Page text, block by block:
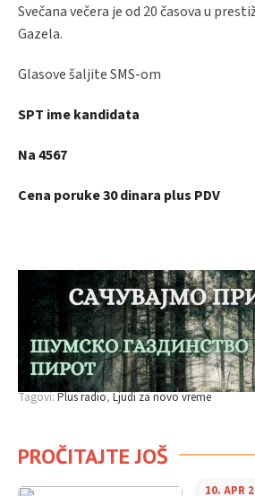
Svečana večera je od 20 časova u
Gazela.
Glasove šaljite SMS-om
SPT ime kandidata
Na 4567
Cena poruke 30 dinara plus PDV
Tagovi:Plus radio Ljudi za novo vreme
PROČITAJTE JOŠ
10. APR